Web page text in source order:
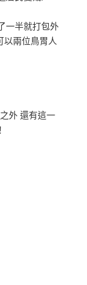
一半就打包外
以兩位鳥胃人
外 還有這一